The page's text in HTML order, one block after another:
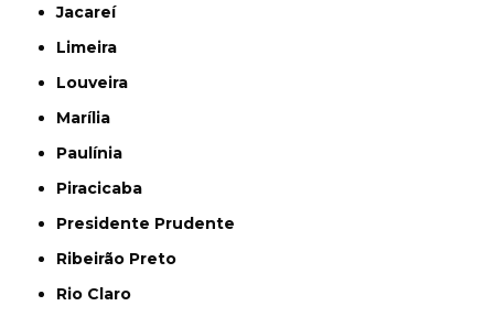
Jacareí
Limeira
Louveira
Marília
Paulínia
Piracicaba
Presidente Prudente
Ribeirão Preto
Rio Claro